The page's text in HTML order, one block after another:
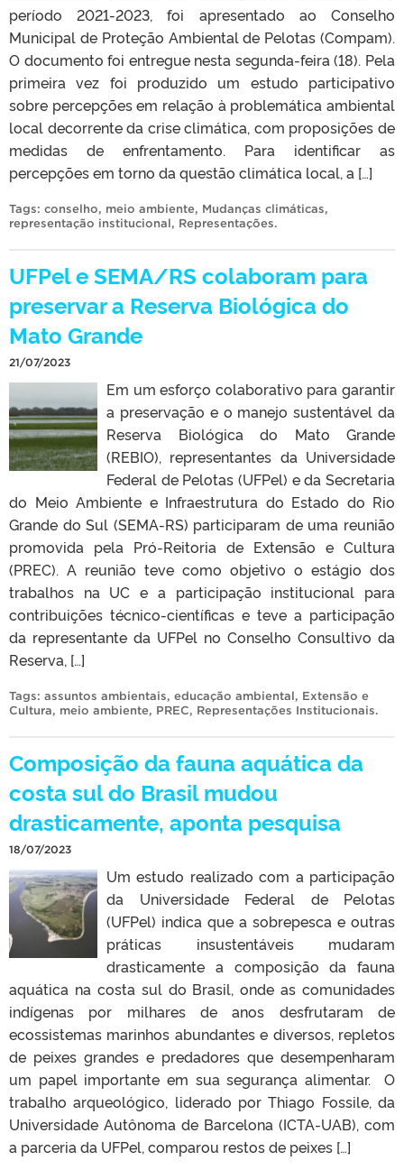
período 2021-2023, foi apresentado ao Conselho
Municipal de Proteção Ambiental de Pelotas (Compam).
O documento foi entregue nesta segunda-feira (18). Pela
primeira vez foi produzido um estudo participativo
sobre percepções em relação à problemática ambiental
local decorrente da crise climática, com proposições de
medidas de enfrentamento. Para identificar as
percepções em torno da questão climática local, a […]
Tags: conselho, meio ambiente, Mudanças climáticas,
representação institucional, Representações.
UFPel e SEMA/RS colaboram para
preservar a Reserva Biológica do
Mato Grande
21/07/2023
Em um esforço colaborativo para garantir
a preservação e o manejo sustentável da
Reserva Biológica do Mato Grande
(REBIO), representantes da Universidade
Federal de Pelotas (UFPel) e da Secretaria
do Meio Ambiente e Infraestrutura do Estado do Rio
Grande do Sul (SEMA-RS) participaram de uma reunião
promovida pela Pró-Reitoria de Extensão e Cultura
(PREC). A reunião teve como objetivo o estágio dos
trabalhos na UC e a participação institucional para
contribuições técnico-científicas e teve a participação
da representante da UFPel no Conselho Consultivo da
Reserva, […]
Tags: assuntos ambientais, educação ambiental, Extensão e
Cultura, meio ambiente, PREC, Representações Institucionais.
Composição da fauna aquática da
costa sul do Brasil mudou
drasticamente, aponta pesquisa
18/07/2023
Um estudo realizado com a participação
da Universidade Federal de Pelotas
(UFPel) indica que a sobrepesca e outras
práticas insustentáveis mudaram
drasticamente a composição da fauna
aquática na costa sul do Brasil, onde as comunidades
indígenas por milhares de anos desfrutaram de
ecossistemas marinhos abundantes e diversos, repletos
de peixes grandes e predadores que desempenharam
um papel importante em sua segurança alimentar. ⁠ O
trabalho arqueológico, liderado por Thiago Fossile, da
Universidade Autônoma de Barcelona (ICTA-UAB), com
a parceria da UFPel, comparou restos de peixes […]